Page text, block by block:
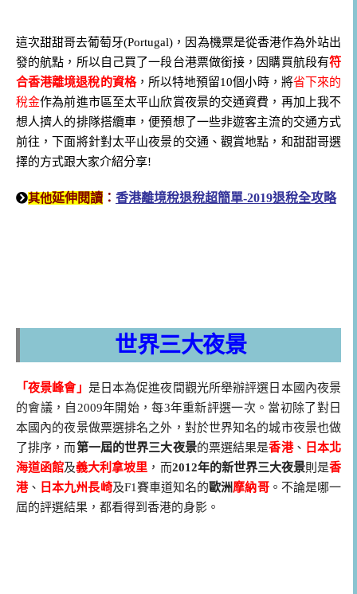
這次甜甜哥去葡萄牙(Portugal)，因為機票是從香港作為外站出
發的航點，所以自己買了一段台港票做銜接，因購買航段有符
合香港離境退稅的資格，所以特地預留10個小時，將省下來的
稅金作為前進市區至太平山欣賞夜景的交通資費，再加上我不
想人擠人的排隊搭纜車，便預想了一些非遊客主流的交通方式
前往，下面將針對太平山夜景的交通、觀賞地點，和甜甜哥選
擇的方式跟大家介紹分享!
其他延伸閱讀 ： 香港離境稅退稅超簡單-2019退稅全攻略
世界三大夜景
「夜景峰會」 是日本為促進夜間觀光所舉辦評選日本國內夜景
的會議，自2009年開始，每3年重新評選一次。當初除了對日
本國內的夜景做票選排名之外，對於世界知名的城市夜景也做
了排序，而第一屆的世界三大夜景的票選結果是香港、 日本北
海道函館及義大利拿坡里 ，而2012年的新世界三大夜景則是香
港、 日本九州長崎及F1賽車道知名的歐洲摩納哥。不論是哪一
屆的評選結果，都看得到香港的身影。